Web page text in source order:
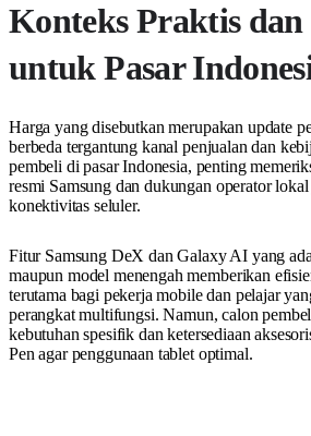
Konteks Praktis
untuk Pasar
Harga yang disebutkan merupakan update
berbeda tergantung kanal penjualan dan
pembeli di pasar Indonesia, penting
resmi Samsung dan dukungan operator
konektivitas seluler.
Fitur Samsung DeX dan Galaxy AI yang
maupun model menengah memberikan
terutama bagi pekerja mobile dan pelajar
perangkat multifungsi. Namun, calon
kebutuhan spesifik dan ketersediaan
Pen agar penggunaan tablet optimal.